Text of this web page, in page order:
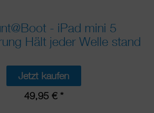
- iPad mini 5
Hält jeder Welle stand
Jetzt kaufen
49,95 € *